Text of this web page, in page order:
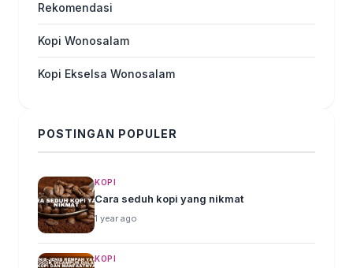
Rekomendasi
Kopi Wonosalam
Kopi Ekselsa Wonosalam
POSTINGAN POPULER
KOPI
Cara seduh kopi yang nikmat
1 year ago
KOPI